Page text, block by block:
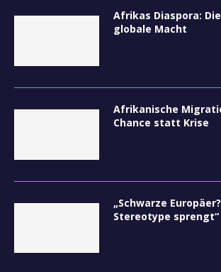
Afrikas Diaspora:
globale Macht
Afrikanische
Chance statt Krise
„Schwarze
Stereotype sprengt“